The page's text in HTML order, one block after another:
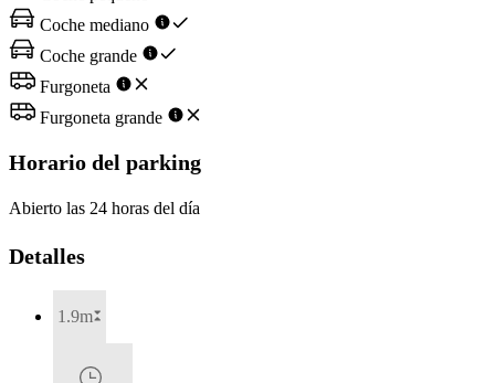
Coche mediano
Coche grande
Furgoneta
Furgoneta grande
Horario del parking
Abierto las 24 horas del día
Detalles
1.9m